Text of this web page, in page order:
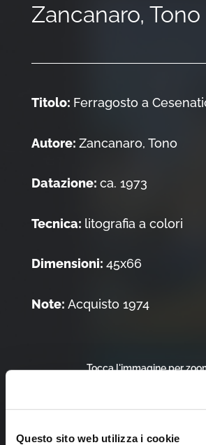
Questo sito web utilizza i cookie
Zancanaro, Tono
Titolo: Ferragosto a
Autore: Zancanaro, Tono
Datazione: ca. 1973
Tecnica: litografia a colori
Dimensioni: 45x66
Note: Acquisto 1974
Tocca l'immagine per